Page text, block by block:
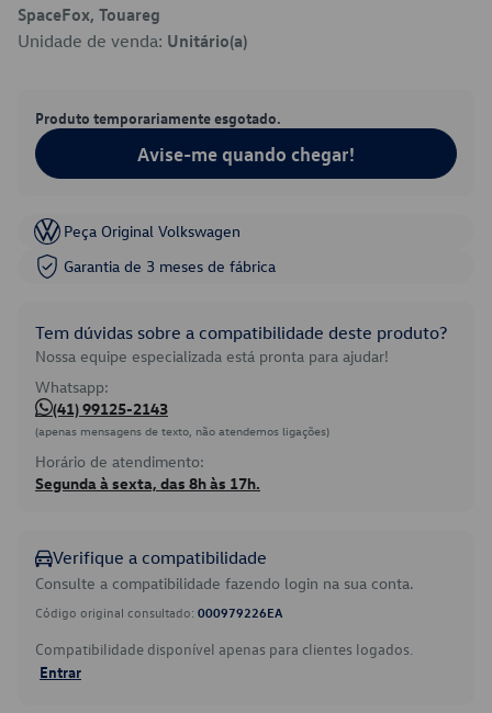
SpaceFox, Touareg
Unidade de venda: Unitário(a)
Produto temporariamente esgotado.
Avise-me quando chegar!
Peça Original Volkswagen
Garantia de 3 meses de fábrica
Tem dúvidas sobre a compatibilidade deste produto?
Nossa equipe especializada está pronta para ajudar!
Whatsapp:
(41) 99125-2143
(apenas mensagens de texto, não atendemos ligações)
Horário de atendimento:
Segunda à sexta, das 8h às 17h.
Verifique a compatibilidade
Consulte a compatibilidade fazendo login na sua conta.
Código original consultado: 000979226EA
Compatibilidade disponível apenas para clientes logados.
Entrar